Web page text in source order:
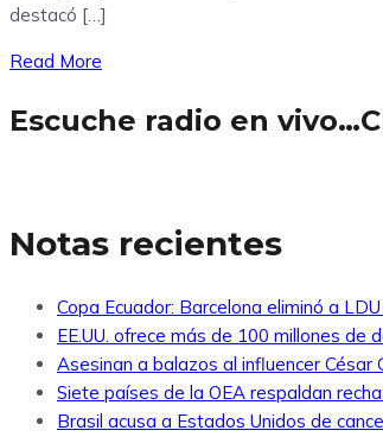
destacó […]
Read More
Escuche radio en
Notas recientes
Copa Ecuador: Barcelona eliminó a
EE.UU. ofrece más de 100 millones de
Asesinan a balazos al influencer
Siete países de la OEA respaldan
Brasil acusa a Estados Unidos de